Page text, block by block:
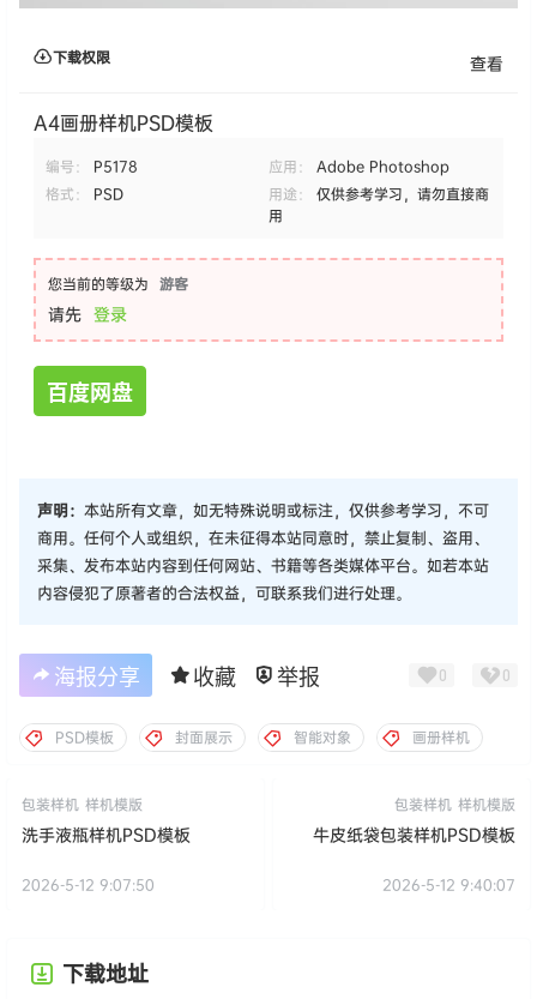
下载权限 查看
A4画册样机PSD模板
编号： P5178 应用：
Adobe Photoshop
格式：
PSD 用途：
仅供参考学习，请勿直接商
用
您当前的等级为 游客
请先 登录
百度网盘
声明： 本站所有文章，如无特殊说明或标注，仅供参考学习，不可
商用。任何个人或组织，在未征得本站同意时，禁止复制、盗用、
采集、发布本站内容到任何网站、书籍等各类媒体平台。如若本站
内容侵犯了原著者的合法权益，可联系我们进行处理。
海报分享 收藏 举报 0 0
PSD模板 封面展示 智能对象 画册样机
包装样机 样机模版
洗手液瓶样机PSD模板
2026-5-12 9:07:50
包装样机 样机模版
牛皮纸袋包装样机PSD模板
2026-5-12 9:40:07
下载地址